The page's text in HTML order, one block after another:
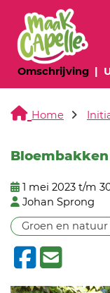
Omschrijving
Home
1 mei 2023 t/m
Johan Sprong
Groen en natuur